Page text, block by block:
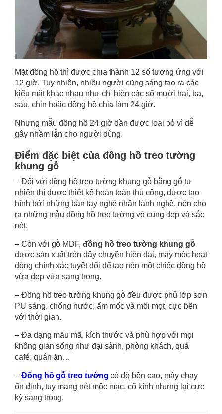
Mặt đồng hồ thì được chia thành 12 số tương ứng với
12 giờ. Tuy nhiên, nhiều người cũng sáng tạo ra các
kiểu mặt khác nhau như chỉ hiện các số mười hai, ba,
sáu, chin hoặc đồng hồ chia làm 24 giờ.
Nhưng mẫu đồng hồ 24 giờ dần được loại bỏ vì dễ
gây nhầm lẫn cho người dùng.
Điểm đặc biệt của đồng hồ treo tường
khung gỗ
– Đối với đồng hồ treo tường khung gỗ bằng gỗ tự
nhiên thì được thiết kế hoàn toàn thủ công, được tạo
hình bởi những bàn tay nghệ nhân lành nghề, nên cho
ra những mẫu đồng hồ treo tường vô cùng đẹp và sắc
nét.
– Còn với gỗ MDF, đồng hồ treo tường khung gỗ
được sản xuất trên dây chuyền hiện đại, máy móc hoạt
động chính xác tuyệt đối để tạo nên một chiếc đồng hồ
vừa đẹp vừa sang trọng.
– Đồng hồ treo tường khung gỗ đều được phủ lớp sơn
PU sáng, chống nước, ẩm mốc và mối mọt, cực bền
với thời gian.
– Đa dạng mẫu mã, kích thước và phù hợp với mọi
không gian sống như đại sảnh, phòng khách, quá
café, quán ăn…
– Đồng hồ gỗ treo tường có độ bền cao, máy chạy
ổn định, tuy mang nét mộc mạc, cổ kính nhưng lại cực
kỳ sang trọng.